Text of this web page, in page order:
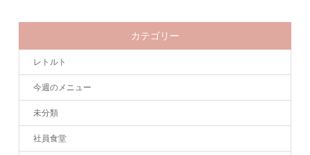
カテゴリー
レトルト
今週のメニュー
未分類
社員食堂